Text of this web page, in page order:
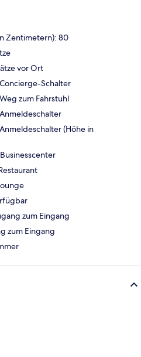
Zentimetern): 80
vor Ort
Schalter
zum Fahrstuhl
(Höhe in
zum Eingang
zum Eingang